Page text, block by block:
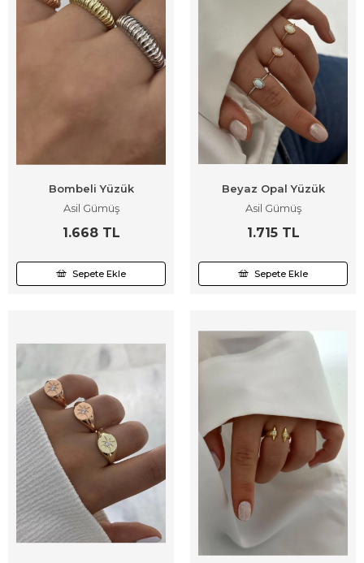
Bombeli Yüzük
Asil Gümüş
1.668 TL
Sepete Ekle
Beyaz Opal Yüzük
Asil Gümüş
1.715 TL
Sepete Ekle